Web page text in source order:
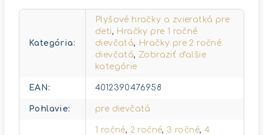
Kategória:
Plyšové hračky a zvieratká pre
deti, Hračky pre 1 ročné
dievčatá, Hračky pre 2 ročné
dievčatá, Zobraziť ďalšie
kategórie
EAN: 4012390476958
Pohlavie: pre dievčatá
1 ročné, 2 ročné, 3 ročné, 4